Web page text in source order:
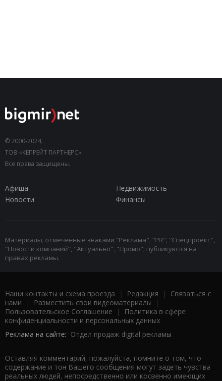
© 2000-2024,
ТОВ «КЕПРЕЙТ ПАРТНЕРС».
Все права защищены.
Афиша
Недвижимость
Новости
Финансы
Материалы, отмеченные знаками "Реклама", "PR", "Спецпроект",
"Новости компаний", "Актуально", "Промо", публикуются на
правах рекламы.
Наши контакты и схема проезда | Редакция | Связаться с
нами | Разместить свои видеоматериалы |
Пользовательское Соглашение |
Политика в сфере
конфиденциальности и персональных данных
Реклама на сайте: Отдел продаж digital рекламы
Оставляя комментарий, пожалуйста, помните о том, что
содержание и тон Вашего сообщения могут задеть чувства
реальных людей, непосредственно или косвенно имеющих